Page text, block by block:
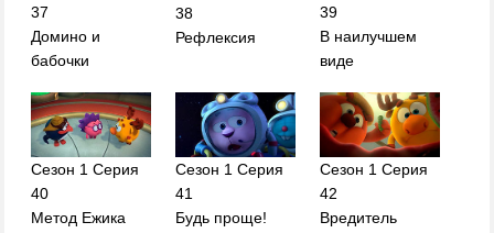
37
Домино и
бабочки
38
Рефлексия
39
В наилучшем
виде
Сезон 1 Серия
40
Метод Ежика
Сезон 1 Серия
41
Будь проще!
Сезон 1 Серия
42
Вредитель